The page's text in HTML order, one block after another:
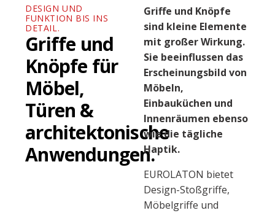
DESIGN UND
FUNKTION BIS INS
DETAIL.
Griffe und
Knöpfe für
Möbel,
Türen &
architektonische
Anwendungen.
Griffe und Knöpfe
sind kleine Elemente
mit großer Wirkung.
Sie beeinflussen das
Erscheinungsbild von
Möbeln,
Einbauküchen und
Innenräumen ebenso
wie die tägliche
Haptik.
EUROLATON bietet
Design-Stoßgriffe,
Möbelgriffe und